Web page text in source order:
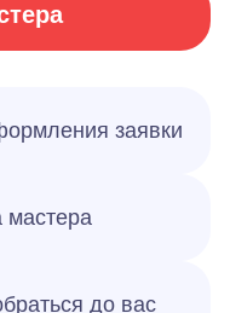
заявки
мастера
до вас